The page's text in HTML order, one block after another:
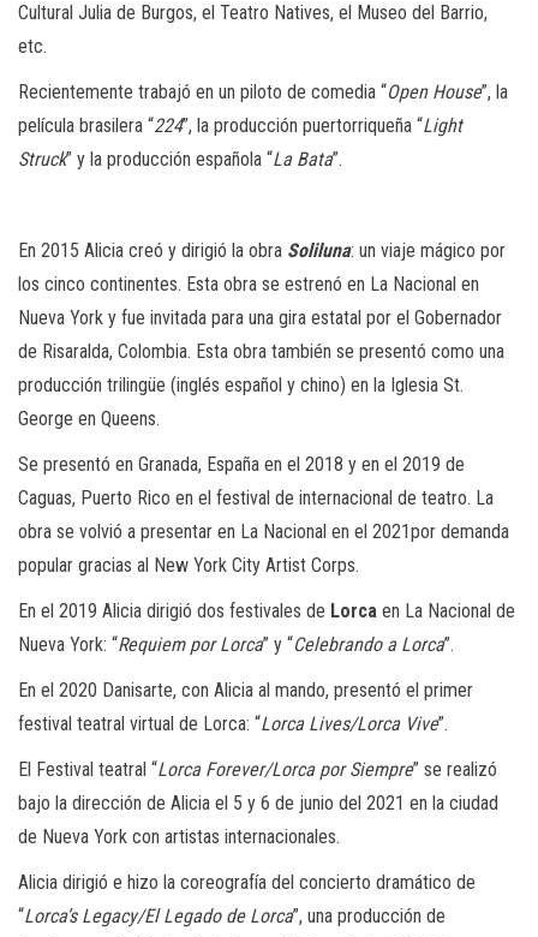
Cultural Julia de Burgos, el Teatro Natives, el Museo del Barrio,
etc.
Recientemente trabajó en un piloto de comedia “Open House”, la
película brasilera “224”, la producción puertorriqueña “Light
Struck” y la producción española “La Bata”.
En 2015 Alicia creó y dirigió la obra Soliluna: un viaje mágico por
los cinco continentes. Esta obra se estrenó en La Nacional en
Nueva York y fue invitada para una gira estatal por el Gobernador
de Risaralda, Colombia. Esta obra también se presentó como una
producción trilingüe (inglés español y chino) en la Iglesia St.
George en Queens.
Se presentó en Granada, España en el 2018 y en el 2019 de
Caguas, Puerto Rico en el festival de internacional de teatro. La
obra se volvió a presentar en La Nacional en el 2021por demanda
popular gracias al New York City Artist Corps.
En el 2019 Alicia dirigió dos festivales de Lorca en La Nacional de
Nueva York: “Requiem por Lorca” y “Celebrando a Lorca”.
En el 2020 Danisarte, con Alicia al mando, presentó el primer
festival teatral virtual de Lorca: “Lorca Lives/Lorca Vive”.
El Festival teatral “Lorca Forever/Lorca por Siempre” se realizó
bajo la dirección de Alicia el 5 y 6 de junio del 2021 en la ciudad
de Nueva York con artistas internacionales.
Alicia dirigió e hizo la coreografía del concierto dramático de
“Lorca’s Legacy/El Legado de Lorca”, una producción de